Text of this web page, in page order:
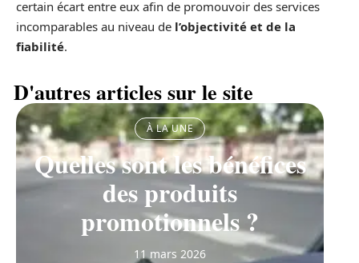
certain écart entre eux afin de promouvoir des services
incomparables au niveau de l’objectivité et de la
fiabilité.
D'autres articles sur le site
À LA UNE
Quelles sont les bénéfices
des produits
promotionnels ?
11 mars 2026